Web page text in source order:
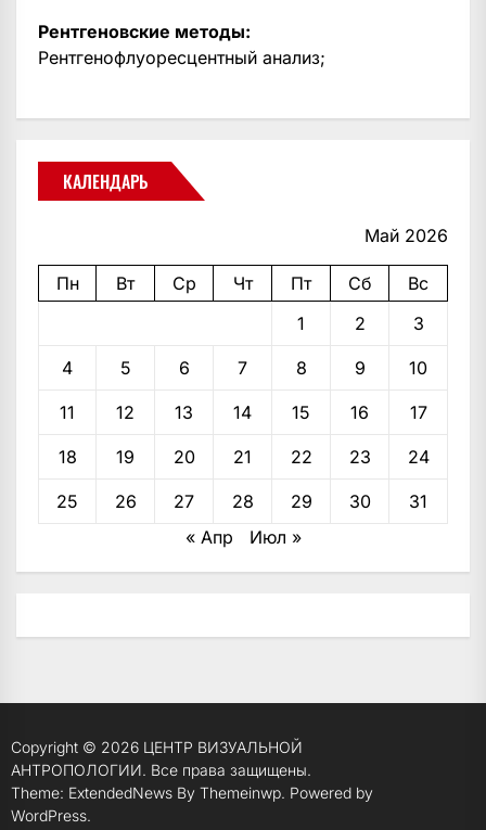
Рентгеновские методы:
Рентгенофлуоресцентный анализ;
КАЛЕНДАРЬ
Май 2026
Пн Вт Ср Чт Пт Сб
Вс
1
2 3
4 5 6 7 8 9 10
11 12 13 14 15 16 17
18 19 20 21 22 23 24
25 26 27 28 29 30
31
« Апр
Июл »
Copyright © 2026 ЦЕНТР ВИЗУАЛЬНОЙ
АНТРОПОЛОГИИ. Все права защищены.
Theme: ExtendedNews By Themeinwp. Powered by
WordPress.